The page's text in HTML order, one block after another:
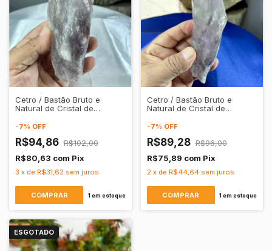
Cetro / Bastão Bruto e
Natural de Cristal de
Transparente
-7% OFF
R$94,86 R$102,00
R$80,63 com Pix
3 x de R$31,62 sem juros
1 em estoque
Cetro / Bastão Bruto e
Natural de Cristal de
Transparente
-7% OFF
R$89,28 R$96,00
R$75,89 com Pix
2 x de R$44,64 sem juros
1 em estoque
ESGOTADO